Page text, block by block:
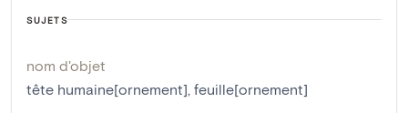
SUJETS
nom d'objet
tête humaine[ornement], feuille[ornement]